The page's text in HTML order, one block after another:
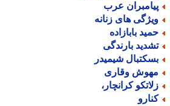
عرب
های زنانه
بابازاده
بارندگی
شیمیدر
وقاری
کرانچار،